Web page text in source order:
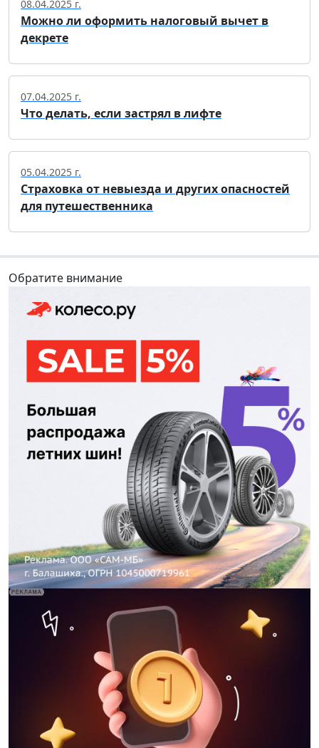
08.04.2025 г.
Можно ли оформить налоговый вычет в
декрете
07.04.2025 г.
Что делать, если застрял в лифте
05.04.2025 г.
Страховка от невыезда и других опасностей
для путешественника
Обратите внимание